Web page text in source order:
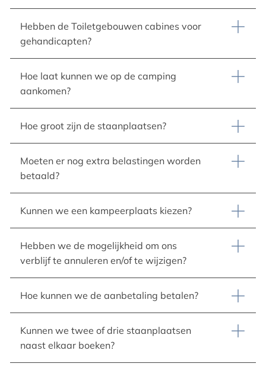
Hebben de Toiletgebouwen cabines voor
gehandicapten?
Hoe laat kunnen we op de camping
aankomen?
Hoe groot zijn de staanplaatsen?
Moeten er nog extra belastingen worden
betaald?
Kunnen we een kampeerplaats kiezen?
Hebben we de mogelijkheid om ons
verblijf te annuleren en/of te wijzigen?
Hoe kunnen we de aanbetaling betalen?
Kunnen we twee of drie staanplaatsen
naast elkaar boeken?